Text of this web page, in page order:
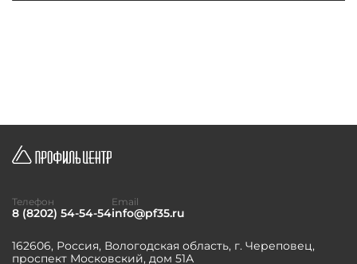
162606, Россия, Вологодская область, г. Череповец,
проспект Московский, дом 51А
Телефон
8 (8202) 54-54-54
Email
info@pf35.ru